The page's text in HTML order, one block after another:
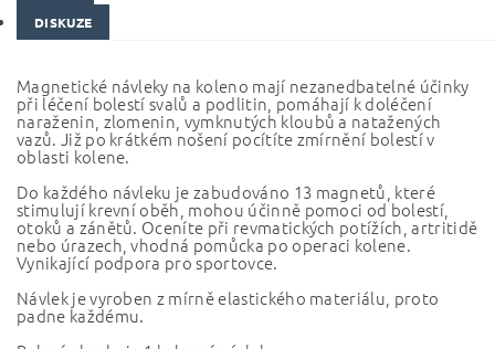
DISKUZE
Magnetické návleky na koleno mají nezanedbatelné účinky
při léčení bolestí svalů a podlitin, pomáhají k doléčení
naraženin, zlomenin, vymknutých kloubů a natažených
vazů. Již po krátkém nošení pocítíte zmírnění bolestí v
oblasti kolene.
Do každého návleku je zabudováno 13 magnetů, které
stimulují krevní oběh, mohou účinně pomoci od bolestí,
otoků a zánětů. Oceníte při revmatických potížích, artritidě
nebo úrazech, vhodná pomůcka po operaci kolene.
Vynikající podpora pro sportovce.
Návlek je vyroben z mírně elastického materiálu, proto
padne každému.